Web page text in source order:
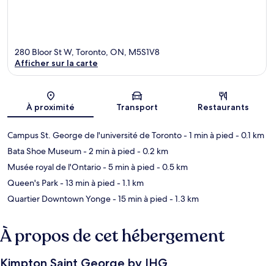
Carte
280 Bloor St W, Toronto, ON, M5S1V8
Afficher sur la carte
À proximité Transport Restaurants
Campus St. George de l'université de Toronto- 1 min à pied - 0.1 km
Bata Shoe Museum- 2 min à pied - 0.2 km
Musée royal de l'Ontario- 5 min à pied - 0.5 km
Queen's Park- 13 min à pied - 1.1 km
Quartier Downtown Yonge- 15 min à pied - 1.3 km
À propos de cet hébergement
Kimpton Saint George by IHG